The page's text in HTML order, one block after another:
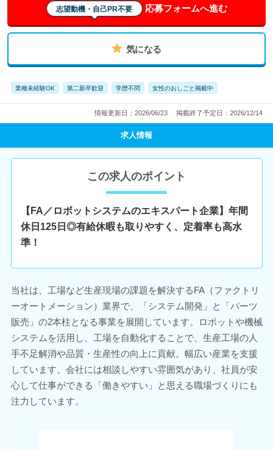
志望動機・自己PR不要 応募フォームへ進む
気になる
業種未経験OK 第二新卒歓迎 学歴不問 女性のおしごと掲載中
情報更新日：2026/06/23 掲載終了予定日：2026/12/14
求人情報
この求人のポイント
【FA／ロボットシステムのエキスパート企業】年間
休日125日◎有給休暇も取りやすく、定着率も高水
準！
当社は、工場など生産現場の課題を解決するFA（ファクトリ
ーオートメーション）業界で、「システム開発」と「パーツ
販売」の2本柱となる事業を展開しています。ロボットや機械
システムを活用し、工場を自動化することで、生産工場の人
手不足解消や品質・生産性の向上に貢献。幅広い産業を支援
しています。会社には相談しやすい雰囲気があり、社員が安
心して仕事ができる「働きやすい」と思える職場づくりにも
注力しています。